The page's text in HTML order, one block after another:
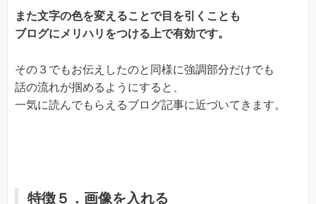
また文字の色を変えることで目を引くことも
ブログにメリハリをつける上で有効です。
その３でもお伝えしたのと同様に強調部分だけでも
話の流れが掴めるようにすると、
一気に読んでもらえるブログ記事に近づいてきます。
特徴５．画像を入れる